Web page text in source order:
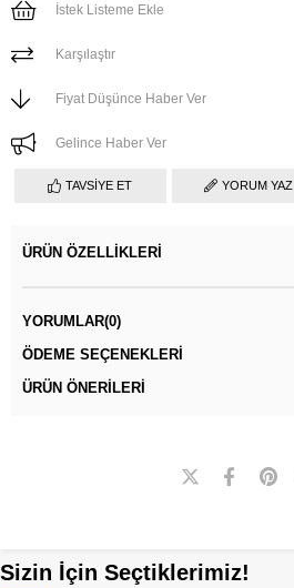
İstek Listeme Ekle
Karşılaştır
Fiyat Düşünce Haber Ver
Gelince Haber Ver
TAVSIYE ET YORUM YAZ
ÜRÜN ÖZELLIKLERI
YORUMLAR(0)
ÖDEME SEÇENEKLERI
ÜRÜN ÖNERILERI
Sizin İçin Seçtiklerimiz!